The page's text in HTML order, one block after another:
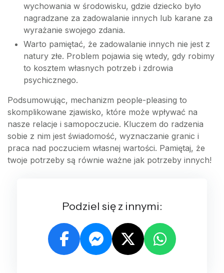
wychowania w środowisku, gdzie dziecko było
nagradzane za zadowalanie innych lub karane za
wyrażanie swojego zdania.
Warto pamiętać, że zadowalanie innych nie jest z
natury złe. Problem pojawia się wtedy, gdy robimy
to kosztem własnych potrzeb i zdrowia
psychicznego.
Podsumowując, mechanizm people-pleasing to
skomplikowane zjawisko, które może wpływać na
nasze relacje i samopoczucie. Kluczem do radzenia
sobie z nim jest świadomość, wyznaczanie granic i
praca nad poczuciem własnej wartości. Pamiętaj, że
twoje potrzeby są równie ważne jak potrzeby innych!
Podziel się z innymi: